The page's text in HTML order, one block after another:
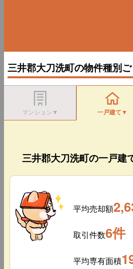
三井郡大刀洗町の物件種別
マンション▼ 一戸建て▼
三井郡大刀洗町の一戸建
平均売却額
取引件数6件
平均専有面積